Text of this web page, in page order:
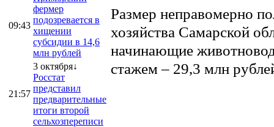
09:43
фермер
подозревается в
хищении
субсидии в 14,6
млн рублей
21:57
3 октября↓
Росстат
представил
предварительные
итоги второй
сельхозпереписи
Размер неправомерно
хозяйства Самарской
начинающие
стажем – 29,3 млн